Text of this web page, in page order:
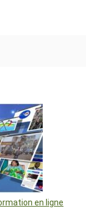
en ligne